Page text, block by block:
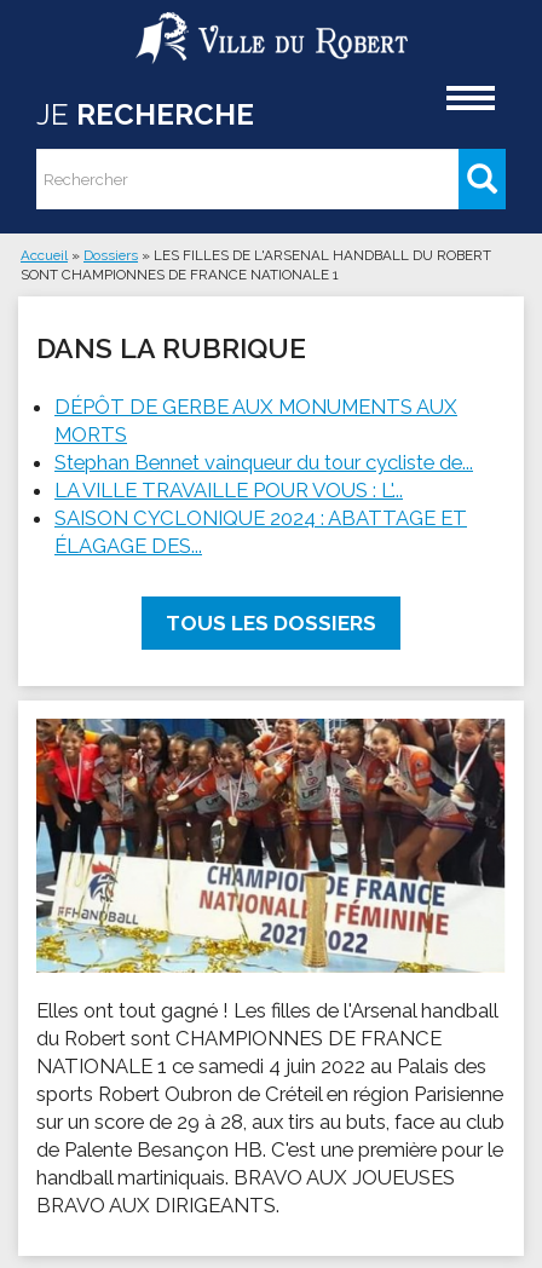
Aller au contenu principal
JE RECHERCHE
Formulaire de recherche
Rechercher
Vous êtes ici
Accueil » Dossiers » LES FILLES DE L'ARSENAL HANDBALL DU ROBERT
SONT CHAMPIONNES DE FRANCE NATIONALE 1
DANS LA RUBRIQUE
DÉPÔT DE GERBE AUX MONUMENTS AUX
MORTS
Stephan Bennet vainqueur du tour cycliste de...
LA VILLE TRAVAILLE POUR VOUS : L'...
SAISON CYCLONIQUE 2024 : ABATTAGE ET
ÉLAGAGE DES...
TOUS LES DOSSIERS
Elles ont tout gagné ! Les filles de l'Arsenal handball
du Robert sont CHAMPIONNES DE FRANCE
NATIONALE 1 ce samedi 4 juin 2022 au Palais des
sports Robert Oubron de Créteil en région Parisienne
sur un score de 29 à 28, aux tirs au buts, face au club
de Palente Besançon HB. C'est une première pour le
handball martiniquais. BRAVO AUX JOUEUSES
BRAVO AUX DIRIGEANTS.